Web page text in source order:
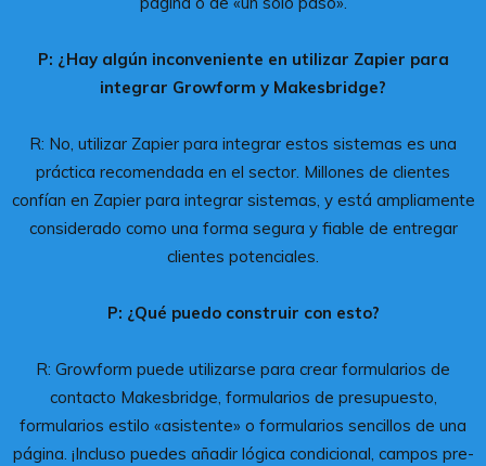
P: ¿Hay algún inconveniente en utilizar Zapier para
integrar Growform y Makesbridge?
R: No, utilizar Zapier para integrar estos sistemas es una
práctica recomendada en el sector. Millones de clientes
confían en Zapier para integrar sistemas, y está ampliamente
considerado como una forma segura y fiable de entregar
clientes potenciales.
P: ¿Qué puedo construir con esto?
R: Growform puede utilizarse para crear formularios de
contacto Makesbridge, formularios de presupuesto,
formularios estilo «asistente» o formularios sencillos de una
página. ¡Incluso puedes añadir lógica condicional, campos pre-